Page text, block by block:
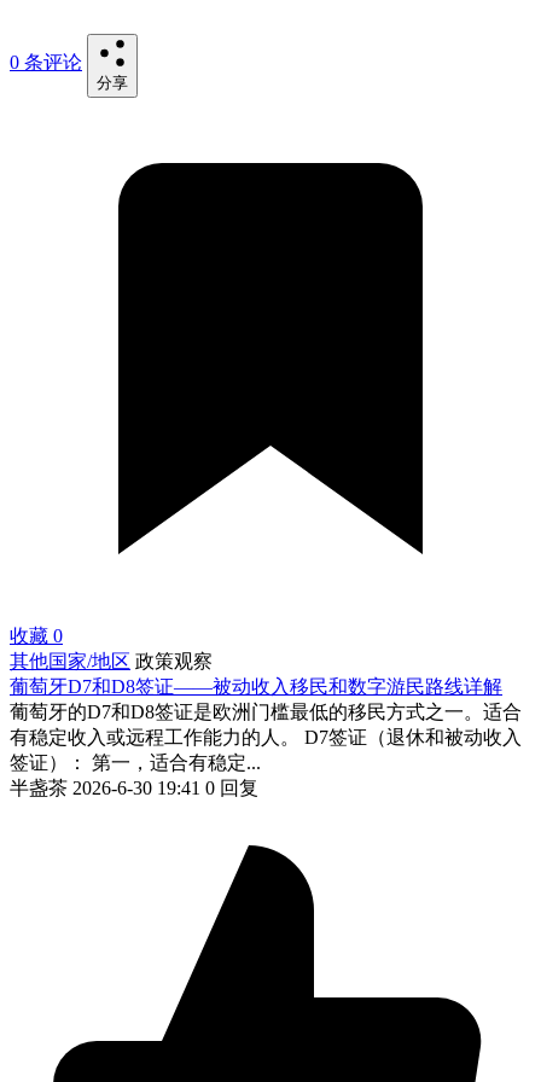
0 条评论
分享
收藏 0
其他国家/地区 政策观察
葡萄牙D7和D8签证——被动收入移民和数字游民路线详解
葡萄牙的D7和D8签证是欧洲门槛最低的移民方式之一。适合
有稳定收入或远程工作能力的人。 D7签证（退休和被动收入
签证）： 第一，适合有稳定...
半盏茶 2026-6-30 19:41 0 回复